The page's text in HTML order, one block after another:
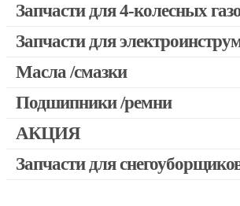
Запчасти для 4-колесных
Запчасти для
Двигатели, редукторы для
Патроны для шуруповертов /
Запчасти для перфораторов и
Запчасти для УШМ (болгарок)
Масла /смазки
Подшипники /ремни
АКЦИЯ
Скидка 50%
Запчасти для